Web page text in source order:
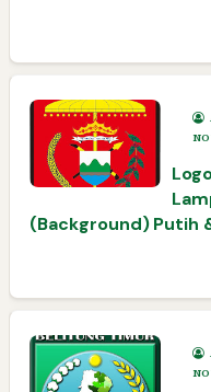
(Background) Putih